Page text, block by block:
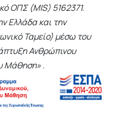
ΟΠΣ (MIS) 5162371.
Ελλάδα και την
Ταμείο) μέσω του
Ανθρώπινου
Μάθηση» .